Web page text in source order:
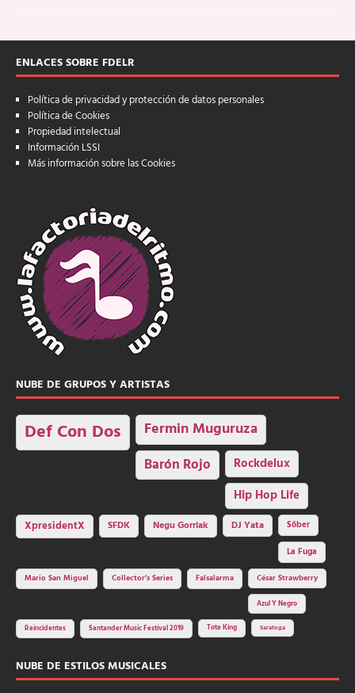
ENLACES SOBRE FDELR
Política de privacidad y protección de datos personales
Política de Cookies
Propiedad intelectual
Información LSSI
Más información sobre las Cookies
NUBE DE GRUPOS Y ARTISTAS
Def Con Dos Fermin Muguruza
Barón Rojo Rockdelux
Hip Hop Life
XpresidentX SFDK Negu Gorriak DJ Yata
Sôber
La Fuga
Mario San Miguel
Collector's Series Falsalarma César Strawberry
Azul Y Negro
Reincidentes Santander Music Festival 2019 Tote King Saratoga
NUBE DE ESTILOS MUSICALES